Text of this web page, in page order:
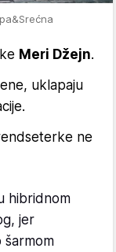
Meri Džejn.
uklapaju
ne
hibridnom
jer
šarmom